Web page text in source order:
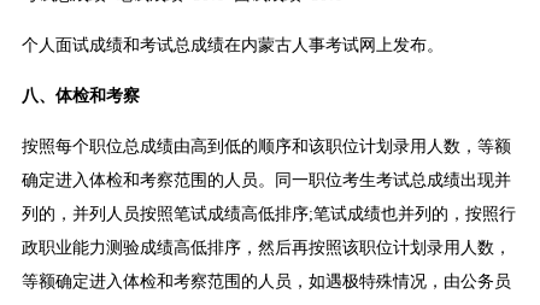
个人面试成绩和考试总成绩在内蒙古人事考试网上发布。
八、体检和考察
按照每个职位总成绩由高到低的顺序和该职位计划录用人数，等额
确定进入体检和考察范围的人员。同一职位考生考试总成绩出现并
列的，并列人员按照笔试成绩高低排序;笔试成绩也并列的，按照行
政职业能力测验成绩高低排序，然后再按照该职位计划录用人数，
等额确定进入体检和考察范围的人员，如遇极特殊情况，由公务员